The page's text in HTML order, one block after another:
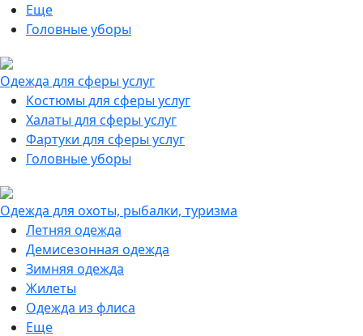
Еще
Головные уборы
Одежда для сферы услуг
Костюмы для сферы услуг
Халаты для сферы услуг
Фартуки для сферы услуг
Головные уборы
Одежда для охоты, рыбалки, туризма
Летняя одежда
Демисезонная одежда
Зимняя одежда
Жилеты
Одежда из флиса
Еще